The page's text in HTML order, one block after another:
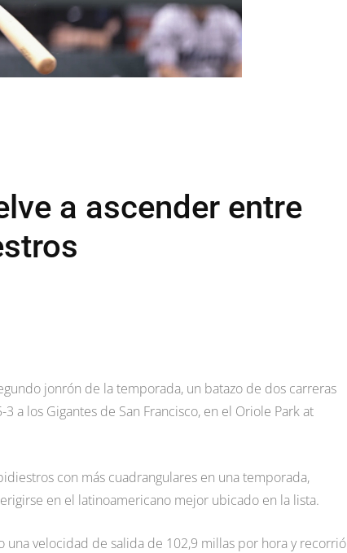
a ascender entre
jonrón de la temporada, un batazo de dos carreras
a los Gigantes de San Francisco, en el Oriole Park at
con más cuadrangulares en una temporada,
en el latinoamericano mejor ubicado en la lista.
una velocidad de salida de 102,9 millas por hora y recorrió